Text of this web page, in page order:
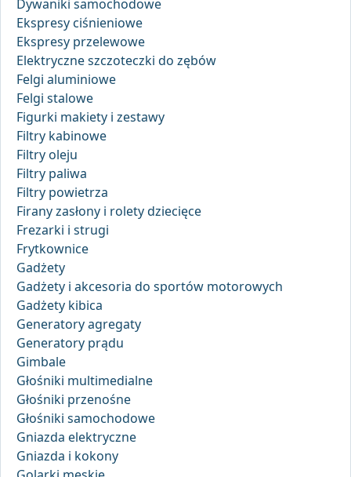
Dywaniki samochodowe
Ekspresy ciśnieniowe
Ekspresy przelewowe
Elektryczne szczoteczki do zębów
Felgi aluminiowe
Felgi stalowe
Figurki makiety i zestawy
Filtry kabinowe
Filtry oleju
Filtry paliwa
Filtry powietrza
Firany zasłony i rolety dziecięce
Frezarki i strugi
Frytkownice
Gadżety
Gadżety i akcesoria do sportów motorowych
Gadżety kibica
Generatory agregaty
Generatory prądu
Gimbale
Głośniki multimedialne
Głośniki przenośne
Głośniki samochodowe
Gniazda elektryczne
Gniazda i kokony